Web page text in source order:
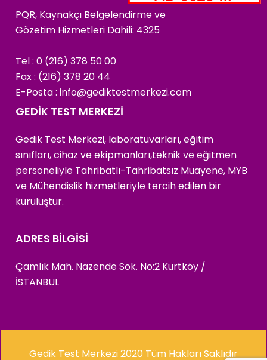
PQR, Kaynakçı Belgelendirme ve
Gözetim Hizmetleri Dahili: 4325
Tel : 0 (216) 378 50 00
Fax : (216) 378 20 44
E-Posta :info@gediktestmerkezi.com
GEDİK TEST MERKEZİ
Gedik Test Merkezi, laboratuvarları, eğitim
sınıfları, cihaz ve ekipmanları,teknik ve eğitmen
personeliyle Tahribatlı-Tahribatsız Muayene, MYB
ve Mühendislik hizmetleriyle tercih edilen bir
kuruluştur.
ADRES BİLGİSİ
Çamlık Mah. Nazende Sok. No:2 Kurtköy /
İSTANBUL
Gedik Test Merkezi 2020 Tüm Hakları Saklıdır